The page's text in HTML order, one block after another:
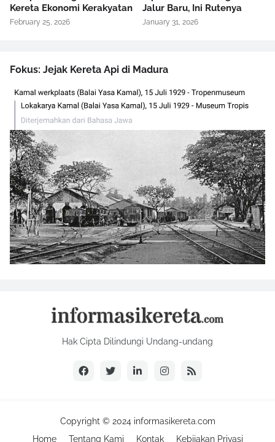
Kereta Ekonomi Kerakyatan
February 25, 2026
Jalur Baru, Ini Rutenya
January 31, 2026
Fokus: Jejak Kereta Api di Madura
Hak Cipta Dilindungi Undang-undang
Copyright © 2024 informasikereta.com
Home
Tentang Kami Kontak Kebijakan Privasi